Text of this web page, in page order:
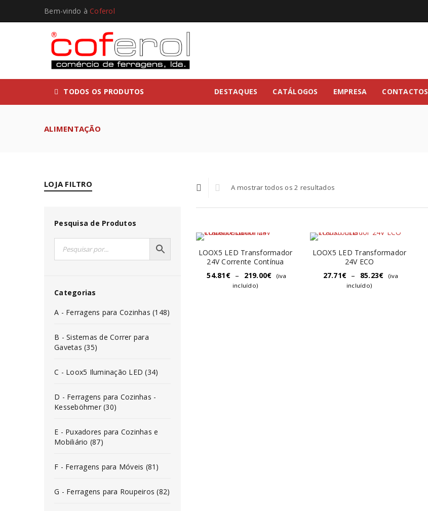
Bem-vindo à Coferol
TODOS OS PRODUTOS DESTAQUES CATÁLOGOS EMPRESA CONTACTOS
ALIMENTAÇÃO
LOJA FILTRO
Pesquisa de Produtos
Categorias
A - Ferragens para Cozinhas (148)
B - Sistemas de Correr para
Gavetas (35)
C - Loox5 Iluminação LED (34)
D - Ferragens para Cozinhas -
Kesseböhmer (30)
E - Puxadores para Cozinhas e
Mobiliário (87)
F - Ferragens para Móveis (81)
G - Ferragens para Roupeiros (82)
A mostrar todos os 2 resultados
LOOX5 LED Transformador
24V Corrente Contínua
54.81€ – 219.00€
(iva
incluído)
LOOX5 LED Transformador
24V ECO
27.71€ – 85.23€
(iva
incluído)